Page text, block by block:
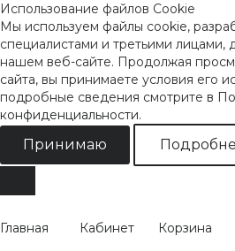
Использование файлов Cookie
Мы используем файлы cookie,
специалистами и третьими лицами,
нашем веб-сайте. Продолжая
сайта, вы принимаете условия его
подробные сведения смотрите в
конфиденциальности.
Принимаю
Главная Кабинет Корзина